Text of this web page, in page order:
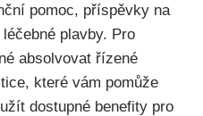
pomoc, příspěvky na
plavby. Pro
absolvovat řízené
které vám pomůže
dostupné benefity pro